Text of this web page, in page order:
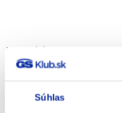
Súhlas
Kategória:
Vitamín D
Zinok
kyselina listová
vitamín E
železo